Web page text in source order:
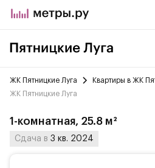
ЖК Пятницкие Луга Квартиры в ЖК
ЖК Пятницкие Луга
1-комнатная, 25.8 м²
Сдача в 3 кв. 2024